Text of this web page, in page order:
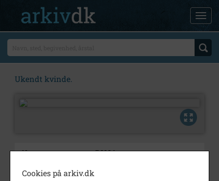
Ukendt kvinde.
Nummer
B6924
Type
Cookies på arkiv.dk